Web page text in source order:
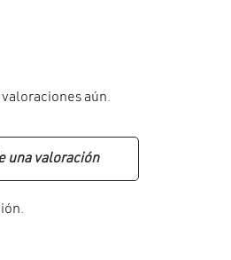
valoraciones aún.
una valoración